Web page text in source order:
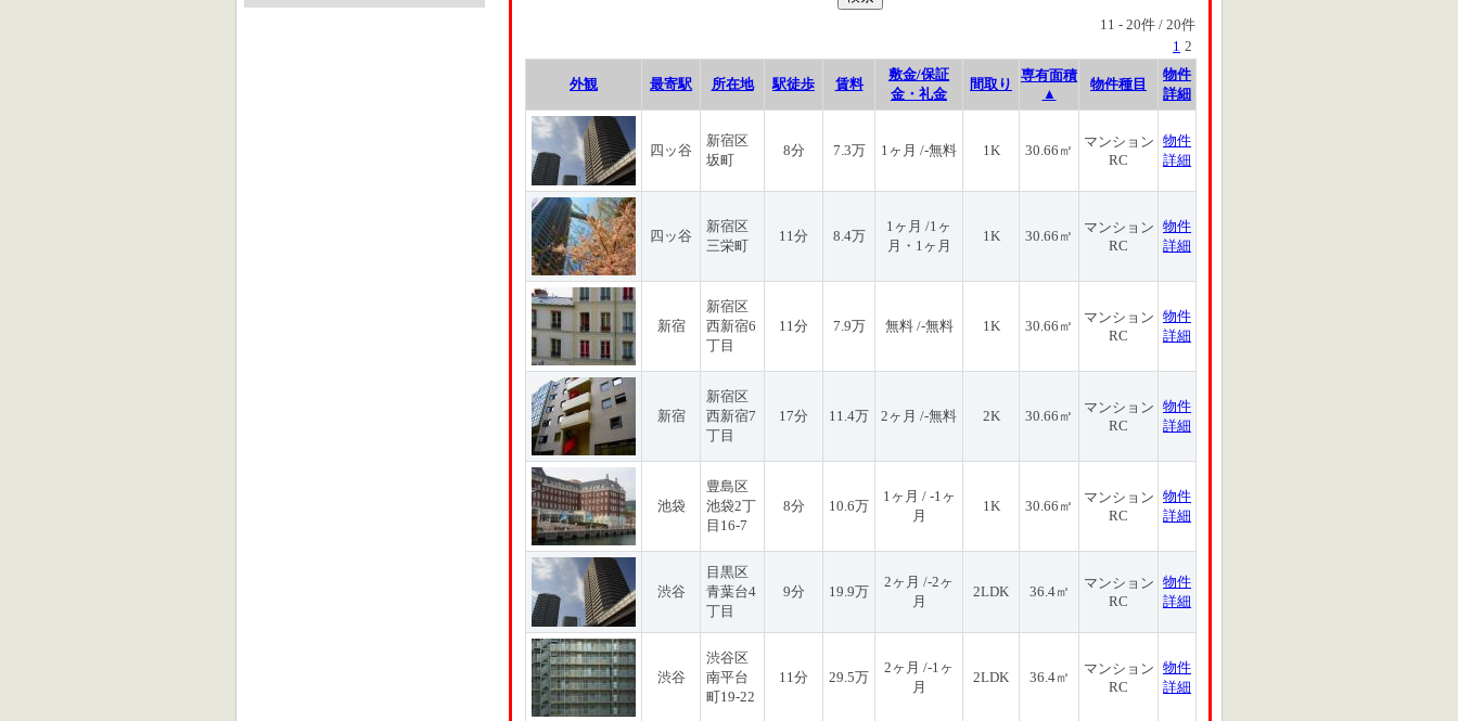
11 - 20件 / 20件
1 2
外観 最寄駅 所在地 駅徒歩 賃料
敷金/保証
金・礼金
間取り
専有面積
▲
物件種目
物件
詳細
四ッ谷
新宿区
坂町
8分 7.3万 1ヶ月 /-無料 1K 30.66㎡
マンション
RC
物件
詳細
四ッ谷
新宿区
三栄町
11分 8.4万
1ヶ月 /1ヶ
月・1ヶ月
1K 30.66㎡
マンション
RC
物件
詳細
新宿
新宿区
西新宿6
丁目
11分 7.9万 無料 /-無料 1K 30.66㎡
マンション
RC
物件
詳細
新宿
新宿区
西新宿7
丁目
17分 11.4万 2ヶ月 /-無料 2K 30.66㎡
マンション
RC
物件
詳細
池袋
豊島区
池袋2丁
目16-7
8分 10.6万
1ヶ月 / -1ヶ
月
1K 30.66㎡
マンション
RC
物件
詳細
渋谷
目黒区
青葉台4
丁目
9分 19.9万
2ヶ月 /-2ヶ
月
2LDK 36.4㎡
マンション
RC
物件
詳細
渋谷
渋谷区
南平台
町19-22
11分 29.5万
2ヶ月 /-1ヶ
月
2LDK 36.4㎡
マンション
RC
物件
詳細